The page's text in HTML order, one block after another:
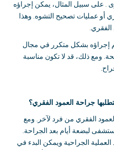
. على سبيل المثال، يمكن إجراؤه
أو عمليات تصحيح التشوه. وهذا
الفقري.
إجراؤه بشكل متكرر في مجال
. ومع ذلك، قد لا تكون مناسبة
.
جراحة العمود الفقري؟
الفقري من فرد لآخر . ومع
لبضعة أيام بعد الجراحة.
العملية الجراحية ويمكن البدء في